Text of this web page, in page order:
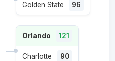
Golden State 96
Orlando 121
Charlotte 90